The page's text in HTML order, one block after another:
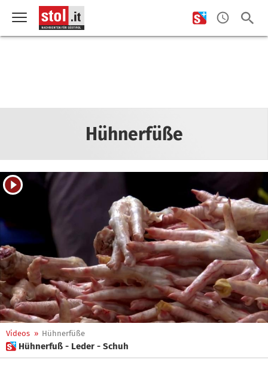
Hühnerfüße
Videos » Hühnerfüße
 Hühnerfuß - Leder - Schuh